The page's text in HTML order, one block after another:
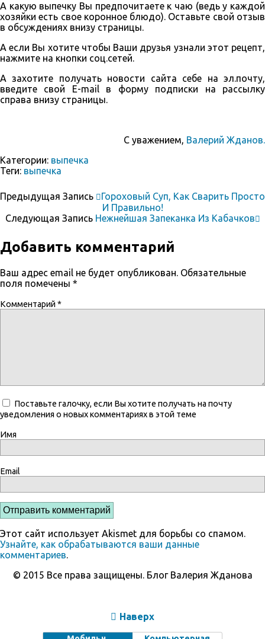
А какую выпечку Вы предпочитаете к чаю (ведь у каждой
хозяйки есть свое коронное блюдо). Оставьте свой отзыв
в обсуждениях внизу страницы.
А если Вы хотите чтобы Ваши друзья узнали этот рецепт,
нажмите на кнопки соц.сетей.
А захотите получать новости сайта себе на эл.почту,
введите свой E-mail в форму подписки на рассылку
справа внизу страницы.
С уважением, Валерий Жданов.
Категории: выпечка
Теги: выпечка
Предыдущая Запись
Гороховый Суп, Как Сварить Просто
И Правильно!
Следующая Запись Нежнейшая Запеканка Из Кабачков
Добавить комментарий
Ваш адрес email не будет опубликован. Обязательные
поля помечены *
Комментарий*
Поставьте галочку, если Вы хотите получать на почту
уведомления о новых комментариях в этой теме
Имя
Email
Этот сайт использует Akismet для борьбы со спамом.
Узнайте, как обрабатываются ваши данные
комментариев.
© 2015 Все права защищены. Блог Валерия Жданова
Наверх